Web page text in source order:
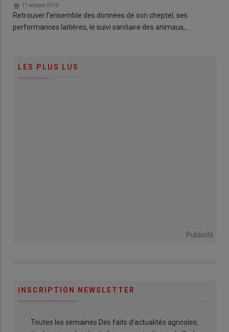
17 octobre 2019
Retrouver l’ensemble des données de son cheptel, ses
performances laitières, le suivi sanitaire des animaux,…
LES PLUS LUS
Publicité
INSCRIPTION NEWSLETTER
Toutes les semaines Des faits d'actualités agricoles,